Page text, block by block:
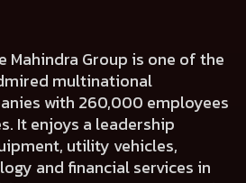
Mahindra Group is one of the
multinational
with 260,000 employees
It enjoys a leadership
utility vehicles,
and financial services in